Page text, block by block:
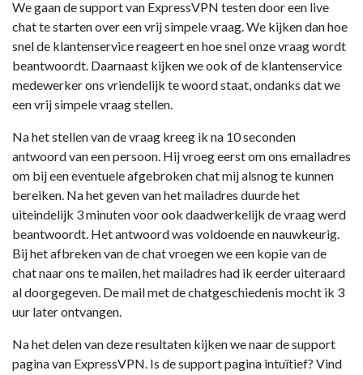
We gaan de support van ExpressVPN testen door een live
chat te starten over een vrij simpele vraag. We kijken dan hoe
snel de klantenservice reageert en hoe snel onze vraag wordt
beantwoordt. Daarnaast kijken we ook of de klantenservice
medewerker ons vriendelijk te woord staat, ondanks dat we
een vrij simpele vraag stellen.
Na het stellen van de vraag kreeg ik na 10 seconden
antwoord van een persoon. Hij vroeg eerst om ons emailadres
om bij een eventuele afgebroken chat mij alsnog te kunnen
bereiken. Na het geven van het mailadres duurde het
uiteindelijk 3 minuten voor ook daadwerkelijk de vraag werd
beantwoordt. Het antwoord was voldoende en nauwkeurig.
Bij het afbreken van de chat vroegen we een kopie van de
chat naar ons te mailen, het mailadres had ik eerder uiteraard
al doorgegeven. De mail met de chatgeschiedenis mocht ik 3
uur later ontvangen.
Na het delen van deze resultaten kijken we naar de support
pagina van ExpressVPN. Is de support pagina intuïtief? Vind